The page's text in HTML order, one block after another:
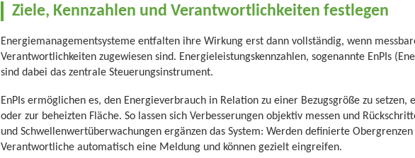
Ziele, Kennzahlen und Verantwortlichkeiten festlegen
Energiemanagementsysteme entfalten ihre Wirkung erst dann vollständig, wenn
Verantwortlichkeiten zugewiesen sind. Energieleistungskennzahlen, sogenannte EnPIs
sind dabei das zentrale Steuerungsinstrument.
EnPIs ermöglichen es, den Energieverbrauch in Relation zu einer Bezugsgröße zu setzen,
oder zur beheizten Fläche. So lassen sich Verbesserungen objektiv messen und
und Schwellenwertüberwachungen ergänzen das System: Werden definierte
Verantwortliche automatisch eine Meldung und können gezielt eingreifen.